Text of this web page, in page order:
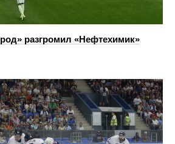
разгромил «Нефтехимик»